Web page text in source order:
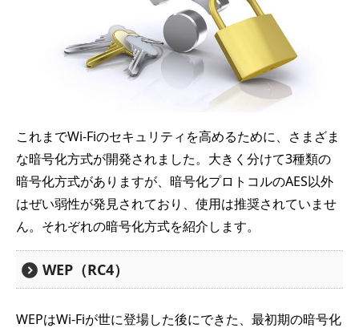
これまでWi-Fiのセキュリティを高めるために、さまざま
な暗号化方式が開発されました。大きく分けて3種類の
暗号化方式がありますが、暗号化プロトコルのAES以外
はぜい弱性が発見されており、使用は推奨されていませ
ん。それぞれの暗号化方式を紹介します。
WEP（RC4）
WEPはWi-Fiが世に登場した後にできた、最初期の暗号化